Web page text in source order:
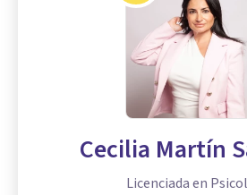
Cecilia Martín
Licenciada en